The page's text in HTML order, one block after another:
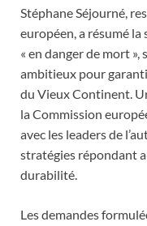
Stéphane Séjourné,
européen, a résumé
« en danger de mort »,
ambitieux pour
du Vieux Continent.
la Commission
avec les leaders de
stratégies répondant
durabilité.
Les demandes